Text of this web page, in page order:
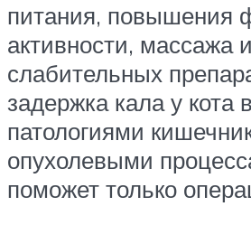
питания, повышения
активности, массажа и
слабительных
задержка кала у кота
патологиями
опухолевыми
поможет только